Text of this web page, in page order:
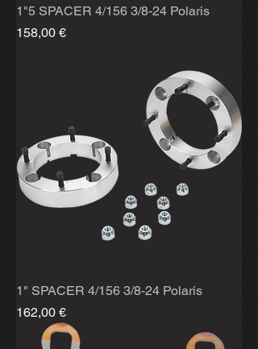
1"5 SPACER 4/156 3/8-24 Polaris
Hinta
158,00 €
1" SPACER 4/156 3/8-24 Polaris
Hinta
162,00 €